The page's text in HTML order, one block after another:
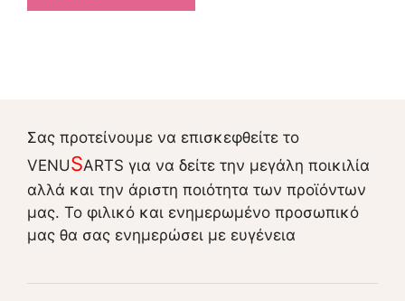
Σας προτείνουμε να επισκεφθείτε το
VENUSARTS για να δείτε την μεγάλη ποικιλία
αλλά και την άριστη ποιότητα των προϊόντων
μας. Το φιλικό και ενημερωμένο προσωπικό
μας θα σας ενημερώσει με ευγένεια